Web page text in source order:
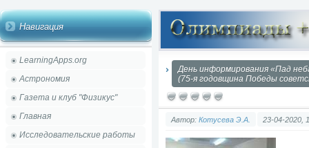
Навигация
LearningApps.org
Астрономия
Газета и клуб "Физикус"
Главная
Исследовательские работы
День информирования «Пад
(75-я годовщина Победы
Автор: Котусева Э.А. 23-04-2020,